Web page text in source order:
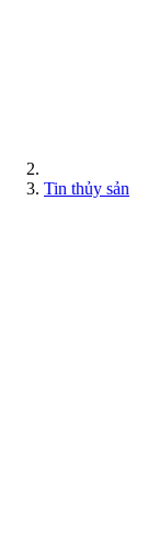
Tin thủy sản